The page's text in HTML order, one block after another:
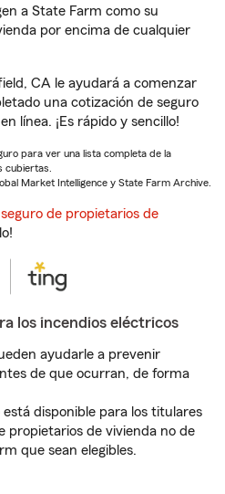
a State Farm como su
por encima de cualquier
CA le ayudará a comenzar
una cotización de seguro
línea. ¡Es rápido y sencillo!
para ver una lista completa de la
cubiertas.
Market Intelligence y State Farm Archive.
de propietarios de
los incendios eléctricos
ayudarle a prevenir
de que ocurran, de forma
está disponible para los titulares
propietarios de vivienda no de
que sean elegibles.